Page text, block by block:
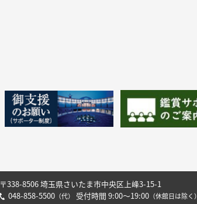
〒338-8506 埼玉県さいたま市中央区上峰3-15-1
048-858-5500 （代） 受付時間 9:00～19:00 （休館日は除く）